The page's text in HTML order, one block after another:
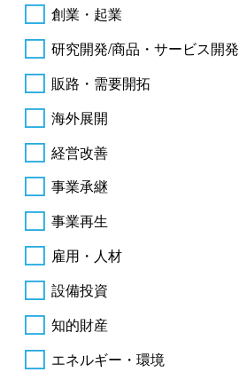
創業・起業
研究開発/商品・サービス開発
販路・需要開拓
海外展開
経営改善
事業承継
事業再生
雇用・人材
設備投資
知的財産
エネルギー・環境